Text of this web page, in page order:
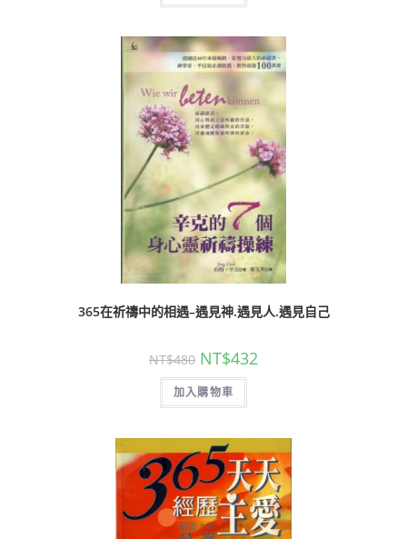
365在祈禱中的相遇–遇見神.遇見人.遇見自己
NT$480 NT$432
加入購物車